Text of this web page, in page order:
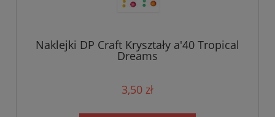
Naklejki DP Craft Kryształy a'40 Tropical
Dreams
3,50 zł